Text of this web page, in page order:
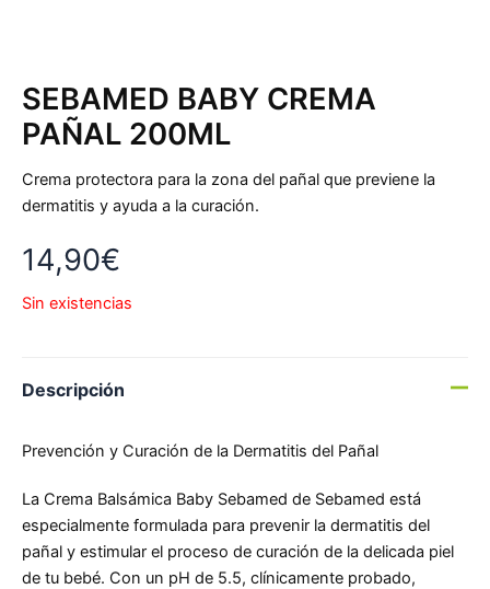
SEBAMED BABY CREMA
PAÑAL 200ML
Crema protectora para la zona del pañal que previene la
dermatitis y ayuda a la curación.
14,90€
Sin existencias
Descripción
Prevención y Curación de la Dermatitis del Pañal
La Crema Balsámica Baby Sebamed de Sebamed está
especialmente formulada para prevenir la dermatitis del
pañal y estimular el proceso de curación de la delicada piel
de tu bebé. Con un pH de 5.5, clínicamente probado,